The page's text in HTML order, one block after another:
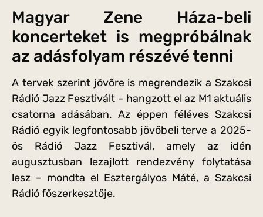
Magyar Zene Háza-beli
koncerteket is megpróbálnak
az adásfolyam részévé tenni
A tervek szerint jövőre is megrendezik a Szakcsi
Rádió Jazz Fesztivált – hangzott el az M1 aktuális
csatorna adásában. Az éppen féléves Szakcsi
Rádió egyik legfontosabb jövőbeli terve a 2025-
ös Rádió Jazz Fesztivál, amely az idén
augusztusban lezajlott rendezvény folytatása
lesz – mondta el Esztergályos Máté, a Szakcsi
Rádió főszerkesztője.